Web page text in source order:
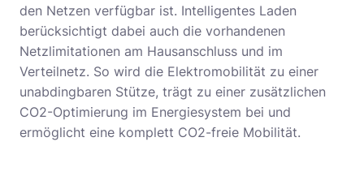
den Netzen verfügbar ist. Intelligentes Laden
berücksichtigt dabei auch die vorhandenen
Netzlimitationen am Hausanschluss und im
Verteilnetz. So wird die Elektromobilität zu einer
unabdingbaren Stütze, trägt zu einer zusätzlichen
CO2-Optimierung im Energiesystem bei und
ermöglicht eine komplett CO2-freie Mobilität.